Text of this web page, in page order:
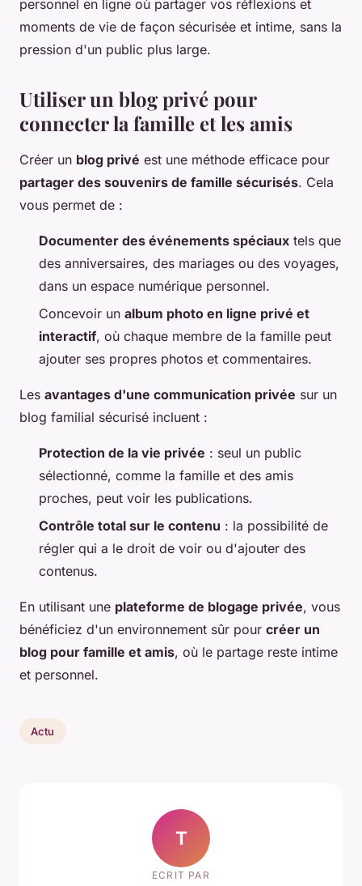
personnel en ligne où partager vos réflexions et
moments de vie de façon sécurisée et intime, sans la
pression d'un public plus large.
Utiliser un blog privé pour
connecter la famille et les amis
Créer un blog privé est une méthode efficace pour
partager des souvenirs de famille sécurisés. Cela
vous permet de :
Documenter des événements spéciaux tels que
des anniversaires, des mariages ou des voyages,
dans un espace numérique personnel.
Concevoir un album photo en ligne privé et
interactif, où chaque membre de la famille peut
ajouter ses propres photos et commentaires.
Les avantages d'une communication privée sur un
blog familial sécurisé incluent :
Protection de la vie privée : seul un public
sélectionné, comme la famille et des amis
proches, peut voir les publications.
Contrôle total sur le contenu : la possibilité de
régler qui a le droit de voir ou d'ajouter des
contenus.
En utilisant une plateforme de blogage privée, vous
bénéficiez d'un environnement sûr pour créer un
blog pour famille et amis, où le partage reste intime
et personnel.
Actu
T
ECRIT PAR